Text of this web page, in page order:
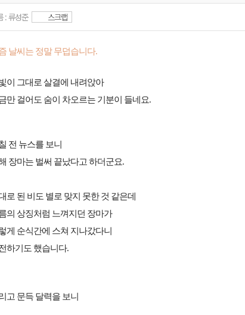
: 류성준 스크랩
날씨는 정말 무덥습니다.
이 그대로 살결에 내려앉아
만 걸어도 숨이 차오르는 기분이 들네요.
전 뉴스를 보니
장마는 벌써 끝났다고 하더군요.
로 된 비도 별로 맞지 못한 것 같은데
의 상징처럼 느껴지던 장마가
게 순식간에 스쳐 지나갔다니
하기도 했습니다.
고 문득 달력을 보니